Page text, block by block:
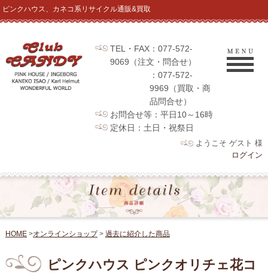
ピンクハウス、カネコ系リサイクル通販&買取
TEL・FAX：077-572-
9069（注文・問合せ）
：077-572-
9969（買取・商
品問合せ）
お問合せ等：平日10～16時
定休日：土日・祝祭日
ようこそ ゲスト 様
ログイン
HOME>オンラインショップ> 過去に紹介した商品
ピンクハウス ピンクオリチェ花コ